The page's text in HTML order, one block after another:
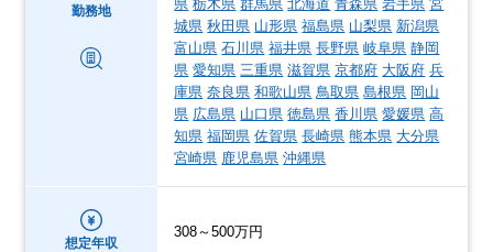
勤務地
県 栃木県 群馬県 北海道 青森県 岩手県 宮
城県 秋田県 山形県 福島県 山梨県 新潟県
富山県 石川県 福井県 長野県 岐阜県 静岡
県 愛知県 三重県 滋賀県 京都府 大阪府 兵
庫県 奈良県 和歌山県 鳥取県 島根県 岡山
県 広島県 山口県 徳島県 香川県 愛媛県 高
知県 福岡県 佐賀県 長崎県 熊本県 大分県
宮崎県 鹿児島県 沖縄県
想定年収
308～500万円